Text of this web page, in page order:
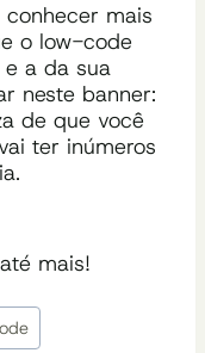
mais
o low-code
a da sua
neste banner:
de que você
ter inúmeros
mais!